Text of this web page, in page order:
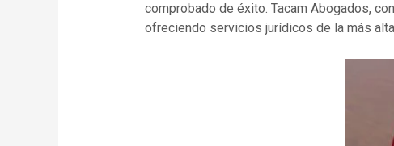
comprobado de éxito. Tacam Abogados,
ofreciendo servicios jurídicos de la más